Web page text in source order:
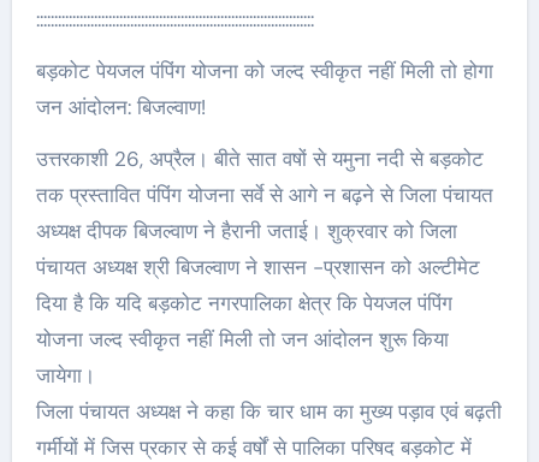
:::::::::::::::::::::::::::::::::::::::::::::::::::::::::::::::::::::::::::::
बड़कोट पेयजल पंपिंग योजना को जल्द स्वीकृत नहीं मिली तो होगा
जन आंदोलन: बिजल्वाण!
उत्तरकाशी 26, अप्रैल। बीते सात वषों से यमुना नदी से बड़कोट
तक प्रस्तावित पंपिंग योजना सर्वे से आगे न बढ़ने से जिला पंचायत
अध्यक्ष दीपक बिजल्वाण ने हैरानी जताई। शुक्रवार को जिला
पंचायत अध्यक्ष श्री बिजल्वाण ने शासन -प्रशासन को अल्टीमेट
दिया है कि यदि बड़कोट नगरपालिका क्षेत्र कि पेयजल पंपिंग
योजना जल्द स्वीकृत नहीं मिली तो जन आंदोलन शुरू किया
जायेगा।
जिला पंचायत अध्यक्ष ने कहा कि चार धाम का मुख्य पड़ाव एवं बढ़ती
गर्मीयों में जिस प्रकार से कई वर्षों से पालिका परिषद बड़कोट में